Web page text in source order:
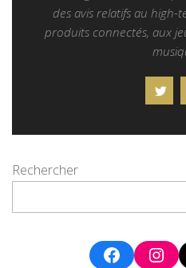
des avis relatifs au high-
produits connectés, aux
Rechercher
Facebook